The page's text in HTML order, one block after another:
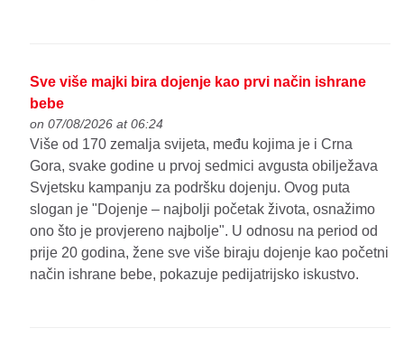
Sve više majki bira dojenje kao prvi način ishrane
bebe
on 07/08/2026 at 06:24
Više od 170 zemalja svijeta, među kojima je i Crna
Gora, svake godine u prvoj sedmici avgusta obilježava
Svjetsku kampanju za podršku dojenju. Ovog puta
slogan je "Dojenje – najbolji početak života, osnažimo
ono što je provjereno najbolje". U odnosu na period od
prije 20 godina, žene sve više biraju dojenje kao početni
način ishrane bebe, pokazuje pedijatrijsko iskustvo.